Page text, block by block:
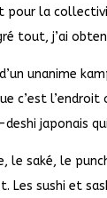
pour la
tout, j’ai
unanime
c’est l’endroit
japonais
le saké, le
Les sushi et